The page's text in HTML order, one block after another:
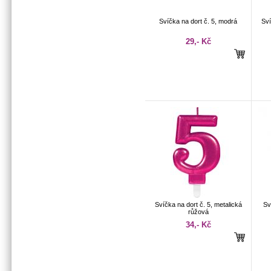
Svíčka na dort č. 5, modrá
29,- Kč
Svíčka na dort č. 5, metalická
růžová
34,- Kč